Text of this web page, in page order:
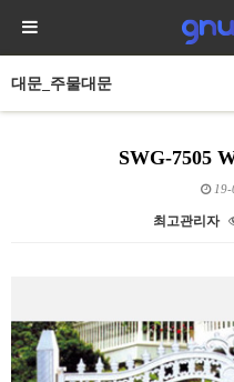
대문_주물대문
SWG-7505
19-
최고관리자